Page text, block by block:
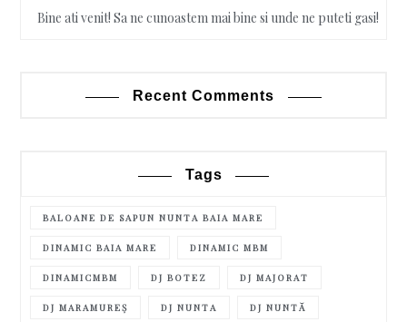
Bine ati venit! Sa ne cunoastem mai bine si unde ne puteti gasi!
Recent Comments
Tags
BALOANE DE SAPUN NUNTA BAIA MARE
DINAMIC BAIA MARE DINAMIC MBM
DINAMICMBM DJ BOTEZ DJ MAJORAT
DJ MARAMUREȘ DJ NUNTA DJ NUNTĂ